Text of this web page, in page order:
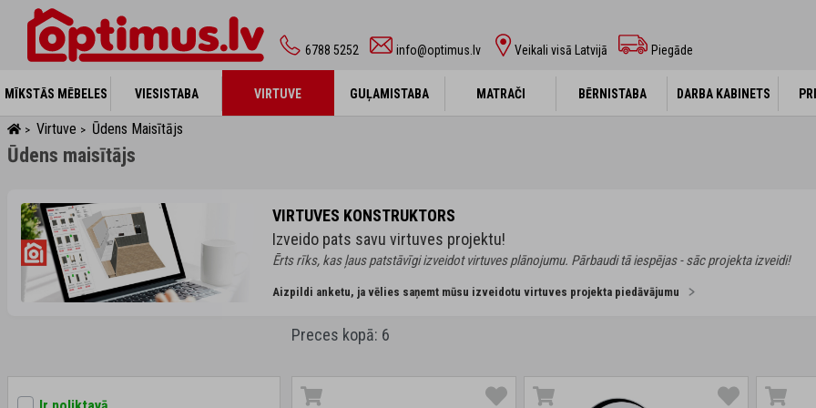
6788 5252 info@optimus.lv Veikali visā Latvijā Piegāde
MĪKSTĀS MĒBELES VIESISTABA VIRTUVE GUĻAMISTABA MATRAČI BĒRNISTABA DARBA KABINETS
MĪKSTĀS MĒBELES VIESISTABA VIRTUVE GUĻAMISTABA MATRAČI BĒRNISTABA DARBA KABINETS
> Virtuve > Ūdens Maisītājs
Ūdens maisītājs
VIRTUVES KONSTRUKTORS
Izveido pats savu virtuves projektu!
Ērts rīks, kas ļaus patstāvīgi izveidot virtuves plānojumu. Pārbaudi tā iespējas - sāc projekta izveidi!
Aizpildi anketu, ja vēlies saņemt mūsu izveidotu virtuves projekta piedāvājumu
Preces kopā: 6